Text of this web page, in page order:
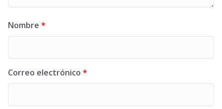
Nombre *
Correo electrónico *